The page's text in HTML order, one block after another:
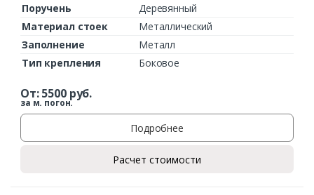
Поручень
Деревянный
Материал стоек
Металлический
Заполнение
Металл
Тип крепления
Боковое
От:5500руб.
за м. погон.
Подробнее
Расчет стоимости